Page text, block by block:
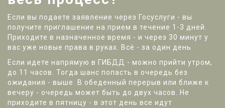
Если вы подаете заявление через Госуслуги - вы
получите приглашение на прием в течение 1-3 дней.
Приходите в назначенное время - и через 30 минут у
вас уже новые права в руках. Всё - за один день.
Если идете напрямую в ГИБДД - можно прийти утром,
до 11 часов. Тогда шанс попасть в очередь без
ожидания - выше. В обеденный перерыв или ближе к
вечеру - очередь может быть до двух часов. Не
приходите в пятницу - в этот день все идут